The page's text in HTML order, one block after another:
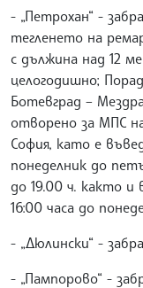
- „Петрохан“ -
тегленето на
с дължина над 12
целогодишно;
Ботевград –
отворено за МПС
София, като е
понеделник до
до 19.00 ч. както
16:00 часа до
- „Дюлински“ -
- „Пампорово“ -